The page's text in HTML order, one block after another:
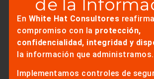
de la
En White Hat Consultores
compromiso con la protección,
confidencialidad, integridad y
la información que administramos.
Implementamos controles de